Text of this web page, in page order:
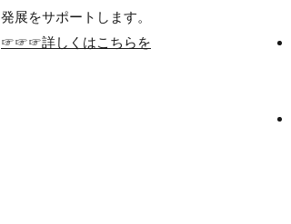
発展をサポートします。
☞☞☞詳しくはこちらを